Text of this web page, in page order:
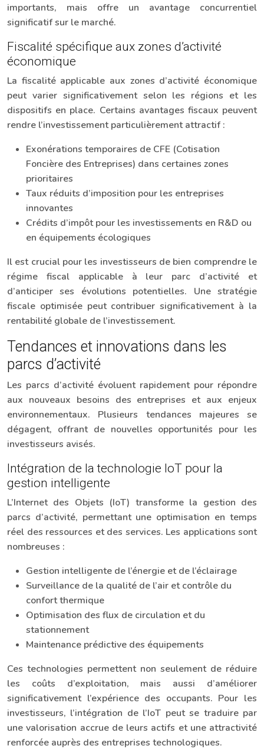
importants, mais offre un avantage concurrentiel
significatif sur le marché.
Fiscalité spécifique aux zones d’activité
économique
La fiscalité applicable aux zones d’activité économique
peut varier significativement selon les régions et les
dispositifs en place. Certains avantages fiscaux peuvent
rendre l’investissement particulièrement attractif :
Exonérations temporaires de CFE (Cotisation
Foncière des Entreprises) dans certaines zones
prioritaires
Taux réduits d’imposition pour les entreprises
innovantes
Crédits d’impôt pour les investissements en R&D ou
en équipements écologiques
Il est crucial pour les investisseurs de bien comprendre le
régime fiscal applicable à leur parc d’activité et
d’anticiper ses évolutions potentielles. Une stratégie
fiscale optimisée peut contribuer significativement à la
rentabilité globale de l’investissement.
Tendances et innovations dans les
parcs d’activité
Les parcs d’activité évoluent rapidement pour répondre
aux nouveaux besoins des entreprises et aux enjeux
environnementaux. Plusieurs tendances majeures se
dégagent, offrant de nouvelles opportunités pour les
investisseurs avisés.
Intégration de la technologie IoT pour la
gestion intelligente
L’Internet des Objets (IoT) transforme la gestion des
parcs d’activité, permettant une optimisation en temps
réel des ressources et des services. Les applications sont
nombreuses :
Gestion intelligente de l’énergie et de l’éclairage
Surveillance de la qualité de l’air et contrôle du
confort thermique
Optimisation des flux de circulation et du
stationnement
Maintenance prédictive des équipements
Ces technologies permettent non seulement de réduire
les coûts d’exploitation, mais aussi d’améliorer
significativement l’expérience des occupants. Pour les
investisseurs, l’intégration de l’IoT peut se traduire par
une valorisation accrue de leurs actifs et une attractivité
renforcée auprès des entreprises technologiques.